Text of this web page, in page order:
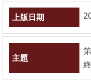
頁
臺
大
首